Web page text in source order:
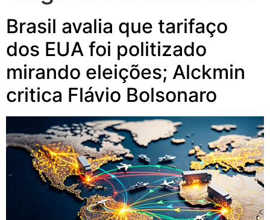
Brasil avalia que tarifaço
dos EUA foi politizado
mirando eleições; Alckmin
critica Flávio Bolsonaro